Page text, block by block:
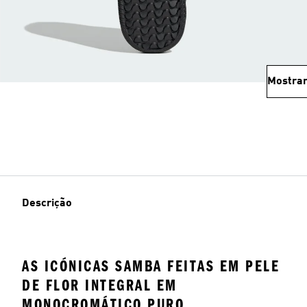
Descrição
AS ICÓNICAS SAMBA FEITAS EM PELE
DE FLOR INTEGRAL EM